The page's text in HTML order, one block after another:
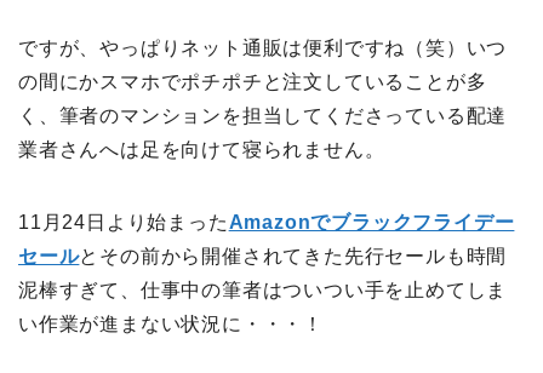
ですが、やっぱりネット通販は便利ですね（笑）いつ
の間にかスマホでポチポチと注文していることが多
く、筆者のマンションを担当してくださっている配達
業者さんへは足を向けて寝られません。
11月24日より始まった Amazonでブラックフライデー
セールとその前から開催されてきた先行セールも時間
泥棒すぎて、仕事中の筆者はついつい手を止めてしま
い作業が進まない状況に・・・！